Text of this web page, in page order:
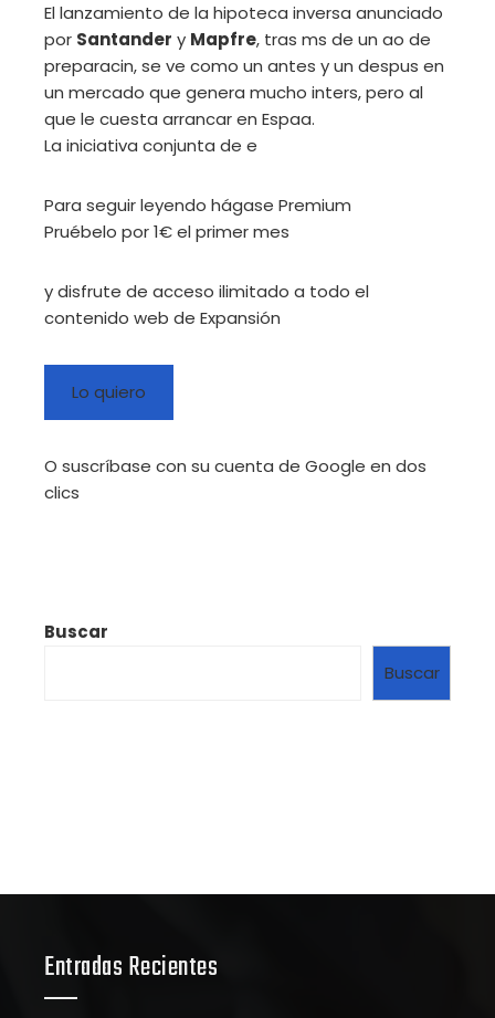
El lanzamiento de la hipoteca inversa anunciado
por Santander y Mapfre, tras ms de un ao de
preparacin, se ve como un antes y un despus en
un mercado que genera mucho inters, pero al
que le cuesta arrancar en Espaa.
La iniciativa conjunta de e
Para seguir leyendo hágase Premium
Pruébelo por 1€ el primer mes
y disfrute de acceso ilimitado a todo el
contenido web de Expansión
Lo quiero
O suscríbase con su cuenta de Google en dos
clics
Buscar
Buscar
Entradas Recientes